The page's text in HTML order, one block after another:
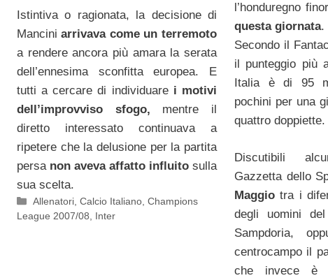
Istintiva o ragionata, la decisione di
Manciniarrivava come un terremoto
a rendere ancora più amara la serata
dell’ennesima sconfitta europea. E
tutti a cercare di individuarei motivi
dell’improvviso sfogo, mentre il
diretto interessato continuava a
ripetere che la delusione per la partita
persa non aveva affatto influito sulla
sua scelta.
Categorie
Allenatori ,Calcio Italiano ,Champions
League 2007/08
Inter
l’honduregno
questa giornata.
Secondo il
il punteggio più
Italia è di 95
pochini per una
quattro doppiette.
Discutibili
Gazzetta dello
Maggiotra i
degli uomini
Sampdoria,
centrocampo il
che invece è